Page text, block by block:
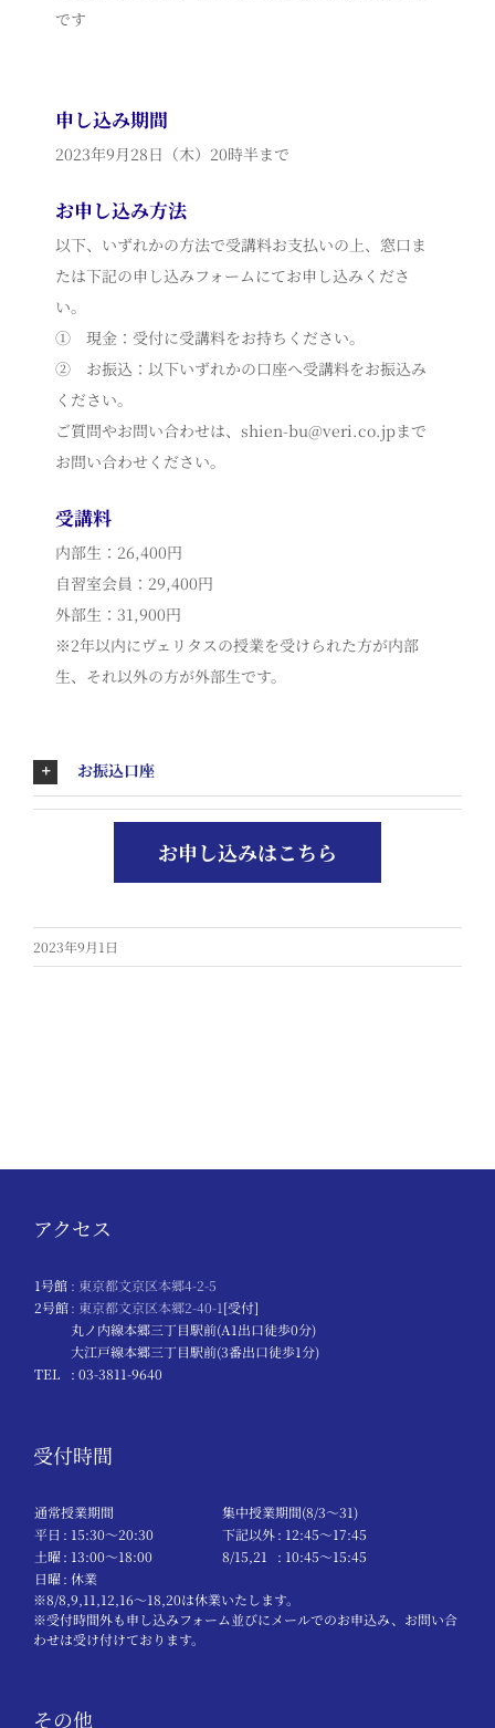
です
申し込み期間
2023年9月28日（木）20時半まで
お申し込み方法
以下、いずれかの方法で受講料お支払いの上、窓口ま
たは下記の申し込みフォームにてお申し込みくださ
い。
① 現金：受付に受講料をお持ちください。
② お振込：以下いずれかの口座へ受講料をお振込み
ください。
ご質問やお問い合わせは、shien-bu@veri.co.jpまで
お問い合わせください。
受講料
内部生：26,400円
自習室会員：29,400円
外部生：31,900円
※2年以内にヴェリタスの授業を受けられた方が内部
生、それ以外の方が外部生です。
お振込口座
お申し込みはこちら
2023年9月1日
アクセス
1号館 : 東京都文京区本郷4-2-5
2号館: 東京都文京区本郷2-40-1[受付]
丸ノ内線本郷三丁目駅前(A1出口徒歩0分)
大江戸線本郷三丁目駅前(3番出口徒歩1分)
TEL
: 03-3811-9640
受付時間
通常授業期間
集中授業期間(8/3～31)
平日 : 15:30〜20:30 下記以外: 12:45〜17:45
土曜: 13:00〜18:00 8/15,21
: 10:45〜15:45
日曜: 休業
※8/8,9,11,12,16～18,20は休業いたします。
※受付時間外も申し込みフォーム並びにメールでのお申込み、お問い合
わせは受け付けております。
その他